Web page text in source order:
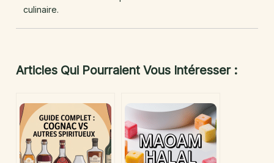
culinaire.
Articles Qui Pourraient Vous Intéresser :